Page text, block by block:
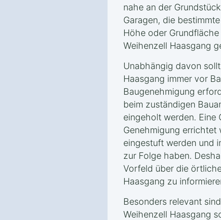
nahe an der
Garagen, die
Höhe oder
Weihenzell Haasgang
Unabhängig davon
Haasgang immer vor
Baugenehmigung
beim zuständigen
eingeholt werden. Eine
Genehmigung errichtet
eingestuft werden und
zur Folge haben.
Vorfeld über die
Haasgang zu
Besonders relevant
Weihenzell Haasgang